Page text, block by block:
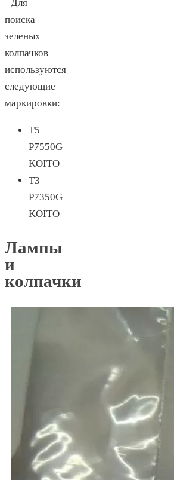
Для
поиска
зеленых
колпачков
используются
следующие
маркировки:
Т5
P7550G
KOITO
Т3
P7350G
KOITO
Лампы
и
колпачки